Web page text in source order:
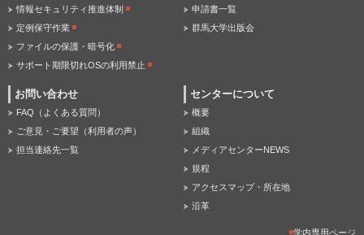
情報セキュリティ推進体制
定例保守作業
ファイルの保護・暗号化
サポート期限切れOSの利用禁止
申請書一覧
群馬大学出版会
お問い合わせ
FAQ（よくある質問）
ご意見・ご要望（利用者の声）
担当連絡先一覧
センターについて
概要
組織
メディアセンターNEWS
規程
アクセスマップ・所在地
沿革
学内専用ページ